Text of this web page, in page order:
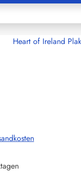
Heart of Ireland